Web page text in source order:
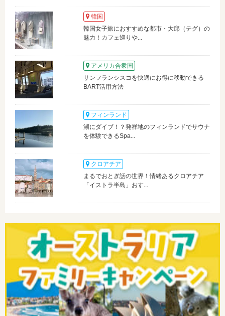
韓国
韓国女子旅におすすめな都市・大邱（テグ）の
魅力！カフェ巡りや...
アメリカ合衆国
サンフランシスコを快適にお得に移動できる
BART活用方法
フィンランド
湖にダイブ！？発祥地のフィンランドでサウナ
を体験できるSpa...
クロアチア
まるでおとぎ話の世界！情緒あるクロアチア
「イストラ半島」おす...